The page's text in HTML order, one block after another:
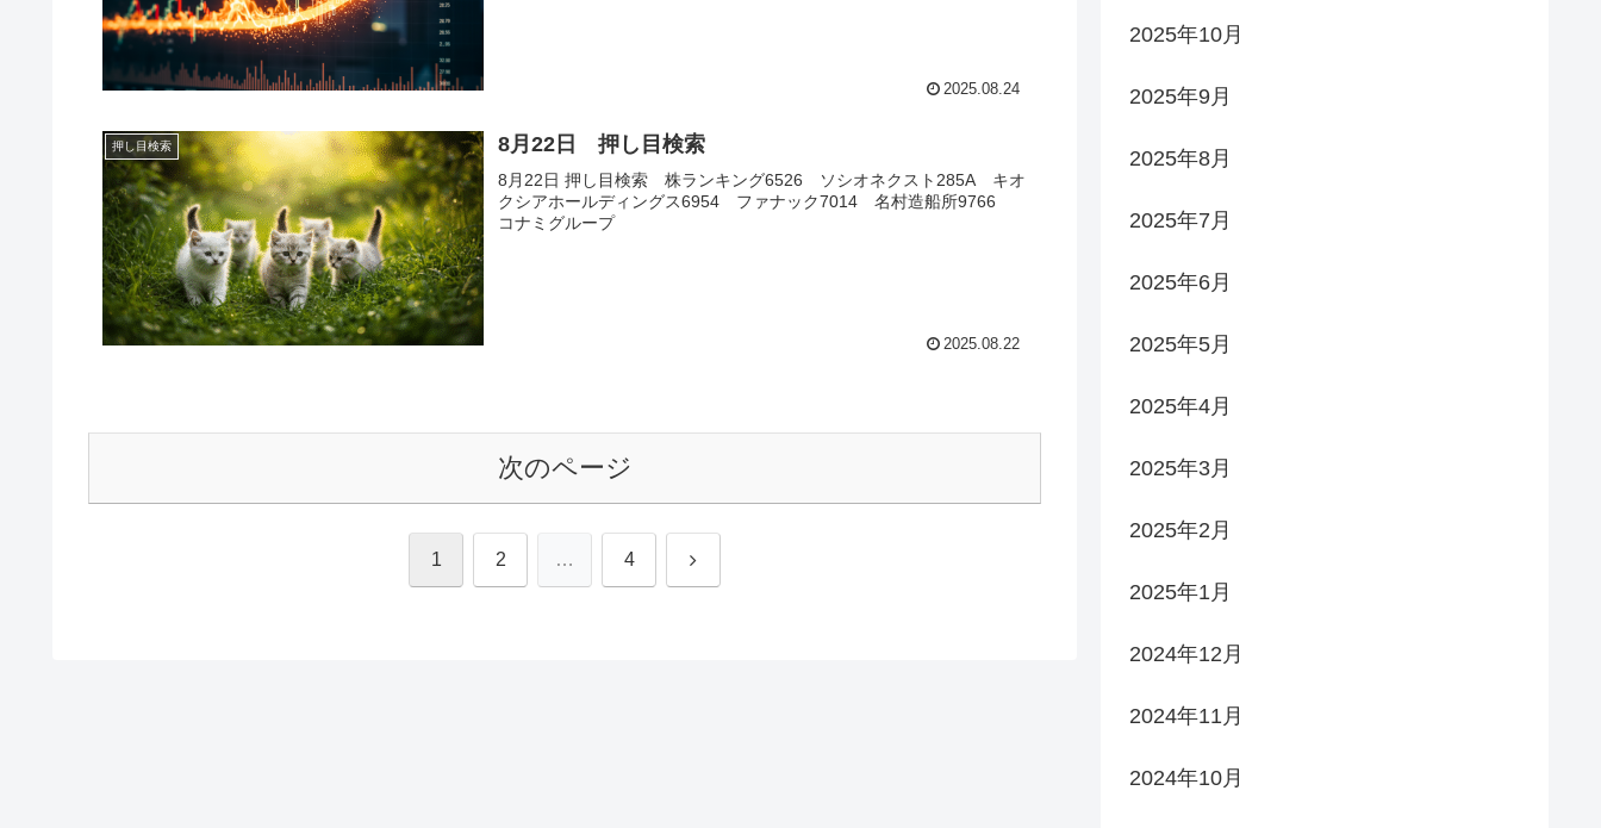
2025.08.24
押し目検索 8月22日 押し目検索
8月22日 押し目検索 株ランキング6526 ソシオネクスト285A キオ
クシアホールディングス6954 ファナック7014 名村造船所9766
コナミグループ
2025.08.22
次のページ
1 2 … 4 次
2025年10月
2025年9月
2025年8月
2025年7月
2025年6月
2025年5月
2025年4月
2025年3月
2025年2月
2025年1月
2024年12月
2024年11月
2024年10月